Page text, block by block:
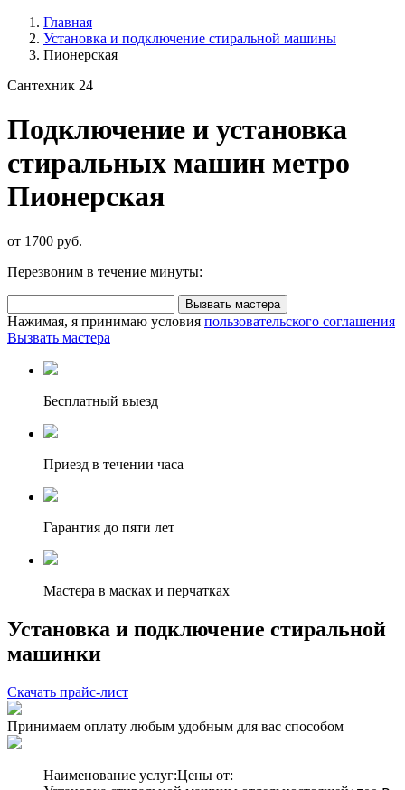
Главная
Установка и подключение стиральной машины
Пионерская
Сантехник 24
Подключение и установка
стиральных машин метро
Пионерская
от 1700 руб.
Перезвоним в течение минуты:
Вызвать мастера
Нажимая, я принимаю условия пользовательского соглашения
Вызвать мастера
Бесплатный выезд
Приезд в течении часа
Гарантия до пяти лет
Мастера в масках и перчатках
Установка и подключение стиральной
машинки
Скачать прайс-лист
Принимаем оплату любым удобным для вас способом
Наименование услуг:Цены от: